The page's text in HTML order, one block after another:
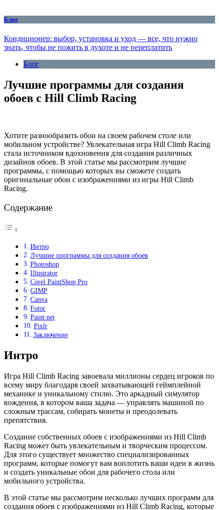
Блог
Кондиционер: выбор, установка и уход — все, что нужно
знать, чтобы не пожить в духоте и не переплатить
Блог
Лучшие программы для создания
обоев с Hill Climb Racing
Хотите разнообразить обои на своем рабочем столе или
мобильном устройстве? Увлекательная игра Hill Climb Racing
стала источником вдохновения для создания различных
дизайнов обоев. В этой статье мы рассмотрим лучшие
программы, с помощью которых вы сможете создать
оригинальные обои с изображениями из игры Hill Climb
Racing.
Содержание
Интро
Лучшие программы для создания обоев
Photoshop
Illustrator
Corel PaintShop Pro
GIMP
Canva
Fotor
Paint.net
Pixlr
Заключение
Интро
Игра Hill Climb Racing завоевала миллионы сердец игроков по
всему миру благодаря своей захватывающей геймплейной
механике и уникальному стилю. Это аркадный симулятор
вождения, в котором ваша задача — управлять машиной по
сложным трассам, собирать монеты и преодолевать
препятствия.
Создание собственных обоев с изображениями из Hill Climb
Racing может быть увлекательным и творческим процессом.
Для этого существует множество специализированных
программ, которые помогут вам воплотить ваши идеи в жизнь
и создать уникальные обои для рабочего стола или
мобильного устройства.
В этой статье мы рассмотрим несколько лучших программ для
создания обоев с изображениями из Hill Climb Racing, которые